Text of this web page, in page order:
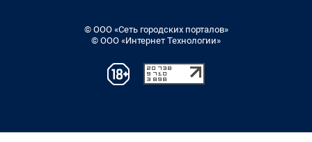
© ООО «Сеть городских порталов»
© ООО «Интернет Технологии»